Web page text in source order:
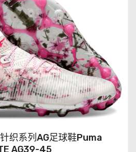
织系列AG足球鞋Puma
AG39-45